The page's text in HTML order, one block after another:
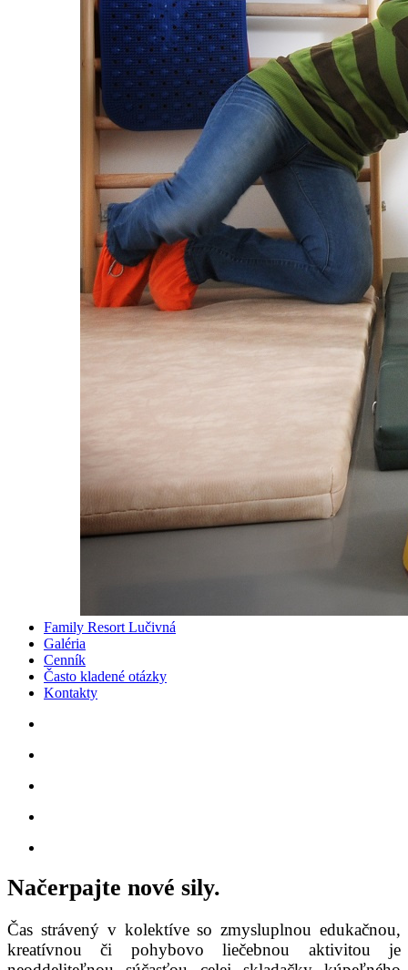
Family Resort Lučivná
Galéria
Cenník
Často kladené otázky
Kontakty
Načerpajte nové sily.
Čas strávený v kolektíve so zmysluplnou edukačnou,
kreatívnou či pohybovo liečebnou aktivitou je